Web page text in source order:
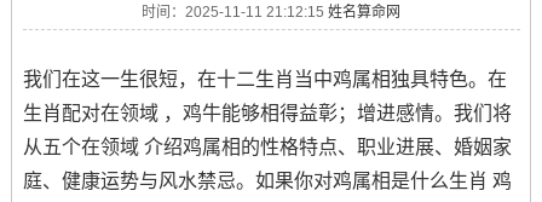
时间：2025-11-11 21:12:15 姓名算命网
我们在这一生很短，在十二生肖当中鸡属相独具特色。在
生肖配对在领域 ，鸡牛能够相得益彰；增进感情。我们将
从五个在领域 介绍鸡属相的性格特点、职业进展、婚姻家
庭、健康运势与风水禁忌。如果你对鸡属相是什么生肖 鸡